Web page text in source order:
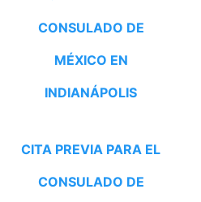
CONSULADO DE
MÉXICO EN
INDIANÁPOLIS
CITA PREVIA PARA EL
CONSULADO DE